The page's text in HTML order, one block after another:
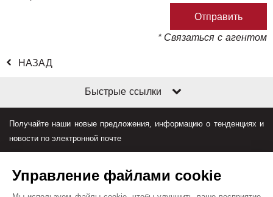
* Связаться с агентом
НАЗАД
Быстрые ссылки
Получайте наши новые предложения, информацию о тенденциях и
новости по электронной почте
Управление файлами cookie